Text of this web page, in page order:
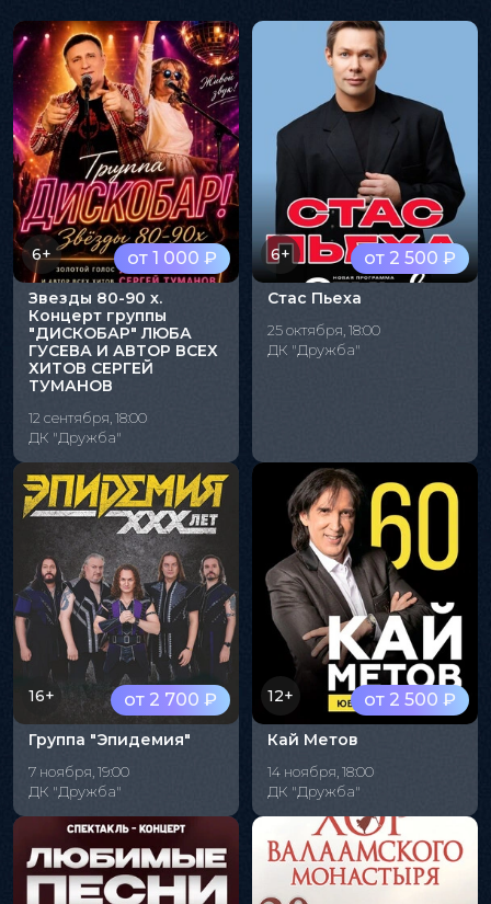
от 1 000 ₽
6+
Звезды 80-90 х.
Концерт группы
"ДИСКОБАР" ЛЮБА
ГУСЕВА И АВТОР ВСЕХ
ХИТОВ СЕРГЕЙ
ТУМАНОВ
12 сентября, 18:00
ДК "Дружба"
от 2 500 ₽
6+
Стас Пьеха
25 октября, 18:00
ДК "Дружба"
от 2 700 ₽
16+
Группа "Эпидемия"
7 ноября, 19:00
ДК "Дружба"
от 2 500 ₽
12+
Кай Метов
14 ноября, 18:00
ДК "Дружба"